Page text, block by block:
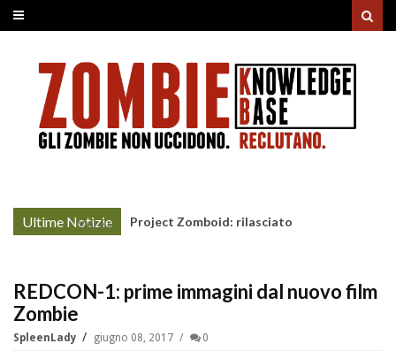
Ultime Notizie
More »
Project Zomboid: rilasciato
REDCON-1: prime immagini dal nuovo film
Zombie
SpleenLady giugno 08, 2017 0